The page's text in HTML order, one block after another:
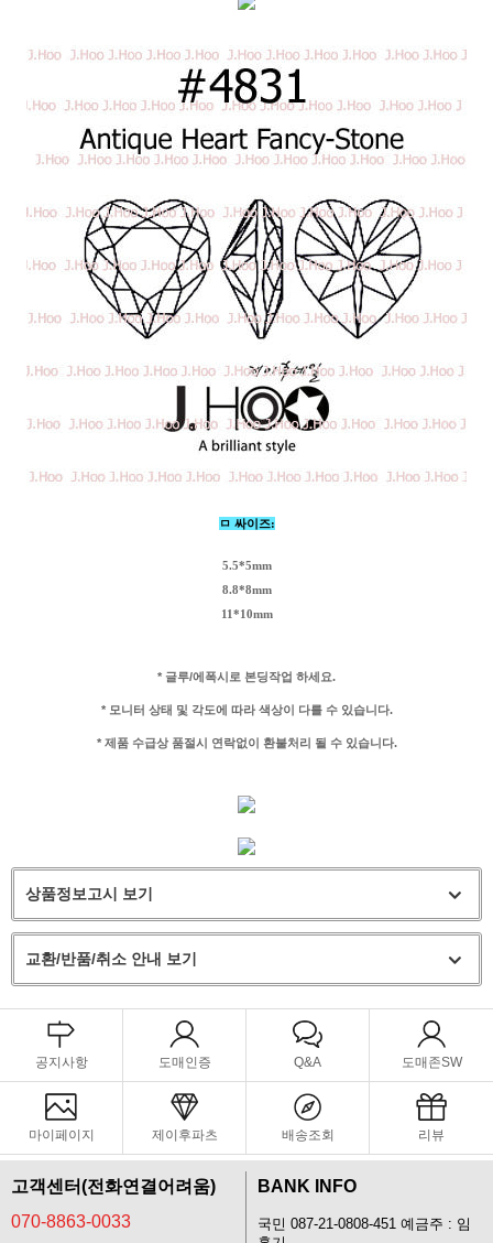
ㅁ 싸이즈:
5.5*5mm
8.8*8mm
11*10mm
* 글루/에폭시로 본딩작업 하세요.
* 모니터 상태 및 각도에 따라 색상이 다를 수 있습니다.
* 제품 수급상 품절시 연락없이 환불처리 될 수 있습니다.
상품정보고시 보기
교환/반품/취소 안내 보기
공지사항 도매인증 Q&A 도매존SW
마이페이지 제이후파츠 배송조회 리뷰
고객센터(전화연결어려움)
070-8863-0033
BANK INFO
국민 087-21-0808-451 예금주 : 임